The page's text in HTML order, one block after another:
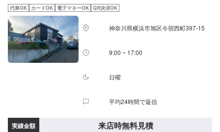
代車OK カードOK 電子マネーOK QR決済OK
神奈川県横浜市旭区今宿西町397-15
9:00 ~ 17:00
日曜
平均24時間で返信
実績金額 来店時無料見積